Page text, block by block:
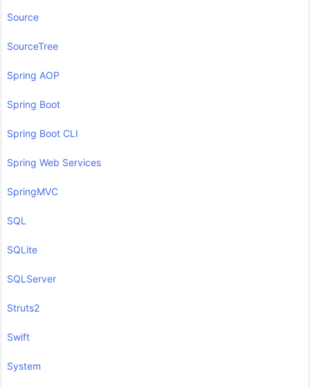
Source
SourceTree
Spring AOP
Spring Boot
Spring Boot CLI
Spring Web Services
SpringMVC
SQL
SQLite
SQLServer
Struts2
Swift
System